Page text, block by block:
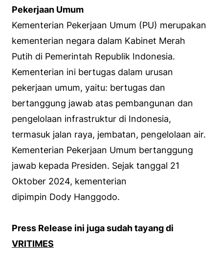
Pekerjaan Umum
Kementerian Pekerjaan Umum (PU) merupakan
kementerian negara dalam Kabinet Merah
Putih di Pemerintah Republik Indonesia.
Kementerian ini bertugas dalam urusan
pekerjaan umum, yaitu: bertugas dan
bertanggung jawab atas pembangunan dan
pengelolaan infrastruktur di Indonesia,
termasuk jalan raya, jembatan, pengelolaan air.
Kementerian Pekerjaan Umum bertanggung
jawab kepada Presiden. Sejak tanggal 21
Oktober 2024, kementerian
dipimpin Dody Hanggodo.
Press Release ini juga sudah tayang di
VRITIMES